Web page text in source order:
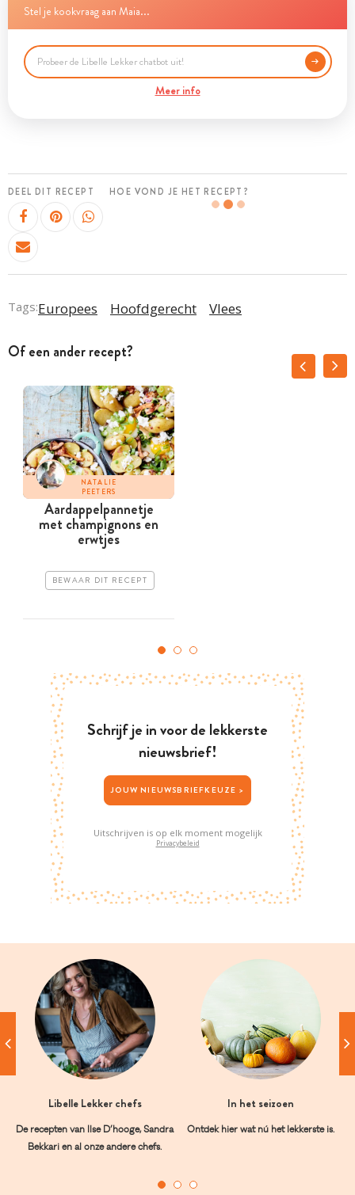
Stel je kookvraag aan Maia...
Meer info
DEEL DIT RECEPT HOE VOND JE HET RECEPT?
Tags:Europees Hoofdgerecht Vlees
Of een ander recept?
NATALIE
PEETERS
Aardappelpannetje
met champignons en
erwtjes
BEWAAR DIT RECEPT
Schrijf je in voor de lekkerste
nieuwsbrief!
JOUW NIEUWSBRIEFKEUZE >
Uitschrijven is op elk moment mogelijk
Privacybeleid
Libelle Lekker chefs
De recepten van Ilse D’hooge, Sandra
Bekkari en al onze andere chefs.
In het seizoen
Ontdek hier wat nú het lekkerste is.